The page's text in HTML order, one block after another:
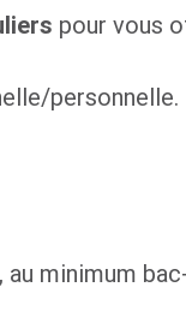
pour vous
personnelle.
minimum